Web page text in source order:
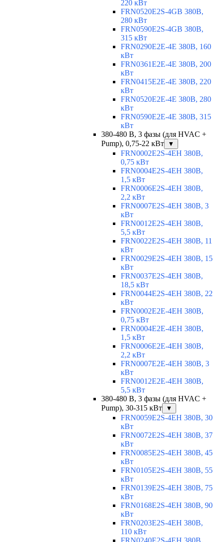
220 кВт
FRN0520E2S-4GB 380В,
280 кВт
FRN0590E2S-4GB 380В,
315 кВт
FRN0290E2E-4E 380В, 160
кВт
FRN0361E2E-4E 380В, 200
кВт
FRN0415E2E-4E 380В, 220
кВт
FRN0520E2E-4E 380В, 280
кВт
FRN0590E2E-4E 380В, 315
кВт
380-480 В, 3 фазы (для HVAC +
Pump), 0,75-22 кВт
▼
FRN0002E2S-4EH 380В,
0,75 кВт
FRN0004E2S-4EH 380В,
1,5 кВт
FRN0006E2S-4EH 380В,
2,2 кВт
FRN0007E2S-4EH 380В, 3
кВт
FRN0012E2S-4EH 380В,
5,5 кВт
FRN0022E2S-4EH 380В, 11
кВт
FRN0029E2S-4EH 380В, 15
кВт
FRN0037E2S-4EH 380В,
18,5 кВт
FRN0044E2S-4EH 380В, 22
кВт
FRN0002E2E-4EH 380В,
0,75 кВт
FRN0004E2E-4EH 380В,
1,5 кВт
FRN0006E2E-4EH 380В,
2,2 кВт
FRN0007E2E-4EH 380В, 3
кВт
FRN0012E2E-4EH 380В,
5,5 кВт
380-480 В, 3 фазы (для HVAC +
Pump), 30-315 кВт
▼
FRN0059E2S-4EH 380В, 30
кВт
FRN0072E2S-4EH 380В, 37
кВт
FRN0085E2S-4EH 380В, 45
кВт
FRN0105E2S-4EH 380В, 55
кВт
FRN0139E2S-4EH 380В, 75
кВт
FRN0168E2S-4EH 380В, 90
кВт
FRN0203E2S-4EH 380В,
110 кВт